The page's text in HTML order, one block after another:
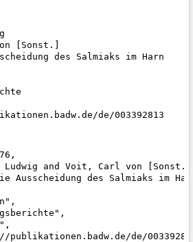
[Sonst.]
des Salmiaks im Harn
de/003392813
Ludwig and Voit, Carl von
des Salmiaks im
de/